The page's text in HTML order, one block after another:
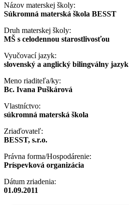
Názov materskej školy:
Súkromná materská škola BESST
Druh materskej školy:
MŠ s celodennou starostlivosťou
Vyučovací jazyk:
slovenský a anglický bilingválny jazyk
Meno riaditeľa/ky:
Bc. Ivana Puškárová
Vlastníctvo:
súkromná materská škola
Zriaďovateľ:
BESST, s.r.o.
Právna forma/Hospodárenie:
Príspevková organizácia
Dátum zriadenia:
01.09.2011